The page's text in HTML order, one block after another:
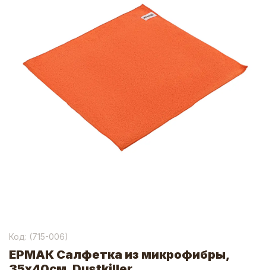
Код: (715-006)
ЕРМАК Салфетка из микрофибры,